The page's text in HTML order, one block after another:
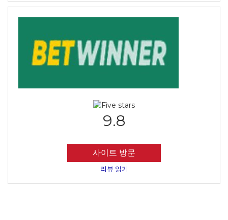
9.8
사이트 방문
리뷰 읽기